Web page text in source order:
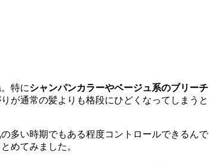
特にシャンパンカラーやベージュ系のブリーチ
が通常の髪よりも格段にひどくなってしまうと
多い時期でもある程度コントロールできるんで
めてみました。